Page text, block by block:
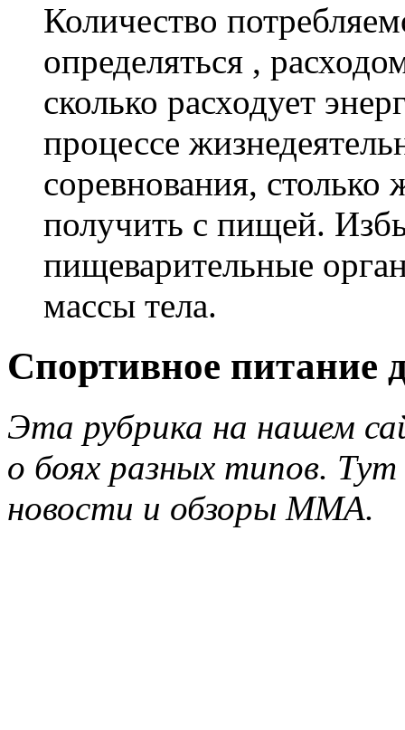
Количество
определяться ,
сколько расходует
процессе
соревнования,
получить с пищей.
пищеварительные
массы тела.
Спортивное питание
Эта рубрика на нашем
о боях разных типов.
новости и обзоры MMA.